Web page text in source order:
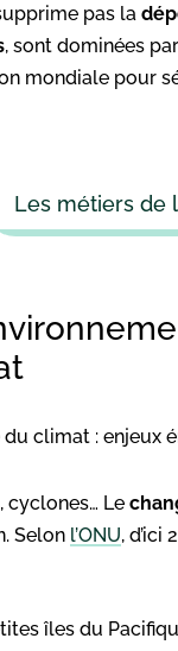
pas la
, sont dominées
mondiale pour
Les métiers de
cyclones… Le
Selon l’ONU, d’ici
îles du